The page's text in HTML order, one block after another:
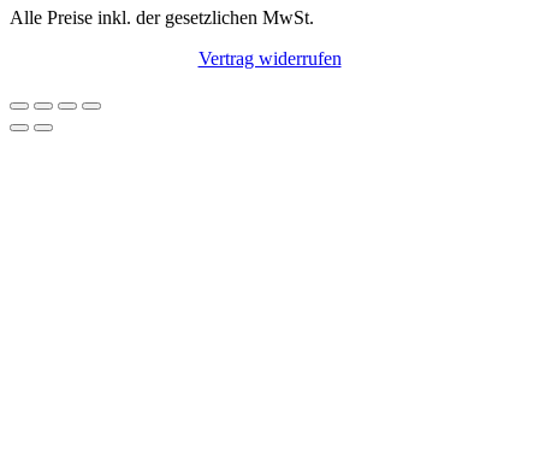
Alle Preise inkl. der gesetzlichen MwSt.
Vertrag widerrufen